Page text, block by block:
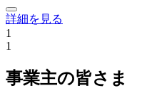
詳細を見る
1
1
事業主の皆さま